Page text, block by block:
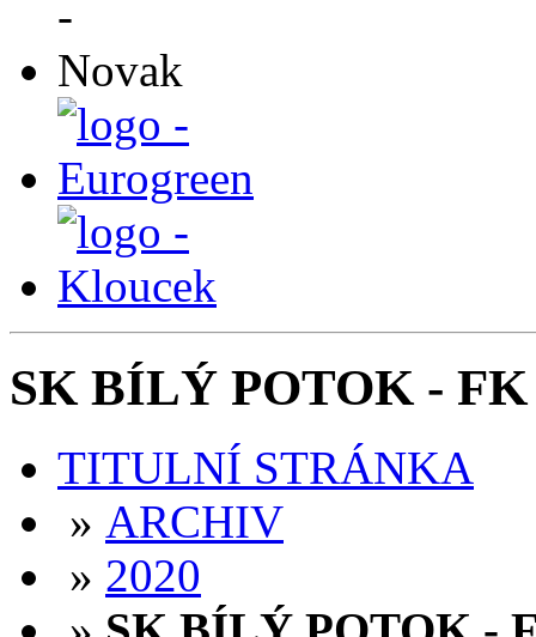
SK BÍLÝ POTOK -
TITULNÍ STRÁNKA
» ARCHIV
» 2020